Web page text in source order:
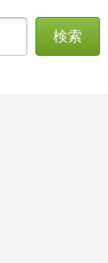
検索